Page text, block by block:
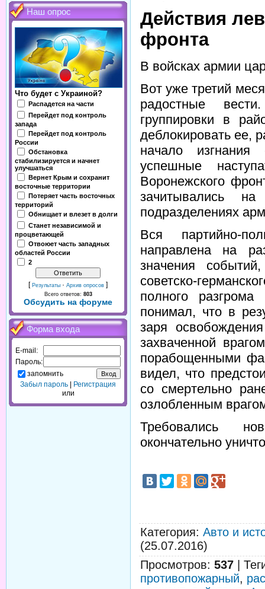
Наш опрос
Что будет с Украиной?
Распадется на части
Перейдет под контроль
запада
Перейдет под контроль
России
Обстановка
стабилизируется и начнет
улучшаться
Вернет Крым и сохранит
восточные территории
Потеряет часть восточных
территорий
Обнищает и влезет в долги
Станет независимой и
процветающей
Отвоюет часть западных
областей России
2
[ Результаты · Архив опросов ]
Всего ответов: 803
Обсудить на форуме
Форма входа
E-mail:
Пароль:
запомнить
Забыл пароль
Регистрация
или
Действия
фронта
В войсках армии
Вот уже третий
радостные
группировки в
деблокировать ее,
начало изгнания
успешные
Воронежского
зачитывались
подразделениях
Вся партийно-
направлена на
значения
советско-
полного
понимал, что в
заря
захваченной
порабощенными
видел, что
со смертельно
озлобленным
Требовались
окончательно
Категория: Авто и
(25.07.2016)
Просмотров: 537
противопожарный,